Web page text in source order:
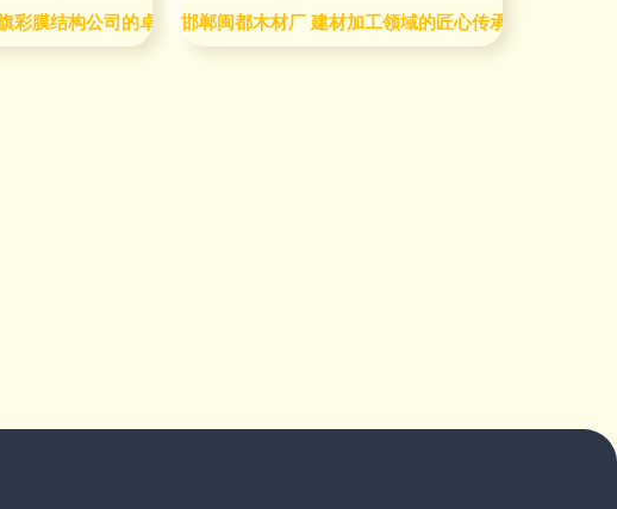
彩膜结构公司的卓越实践邯郸闽都木材厂 建材加工领域的匠心传承与创新探索